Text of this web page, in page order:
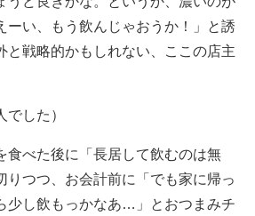
ーい、もう飲んじゃおうか！」と誘
と戦略的かもしれない、ここの店主
でした）
食べた後に「長居して飲むのは無
りつつ、お会計前に「でも家に帰っ
少し飲もっかなあ…」とおつまみチ